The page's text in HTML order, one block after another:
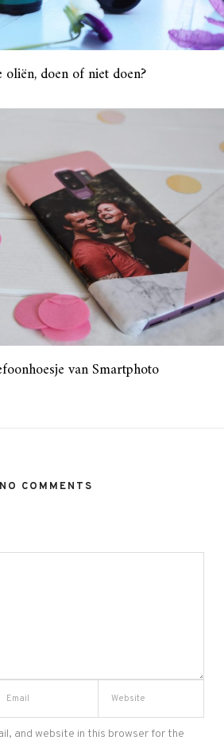
oliën, doen of niet doen?
van Smartphoto
NO COMMENTS
and website in this browser for the